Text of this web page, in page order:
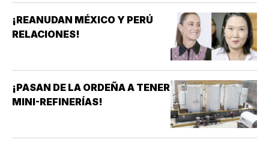
¡REANUDAN MÉXICO Y PERÚ
RELACIONES!
¡PASAN DE LA ORDEÑA A TENER
MINI-REFINERÍAS!